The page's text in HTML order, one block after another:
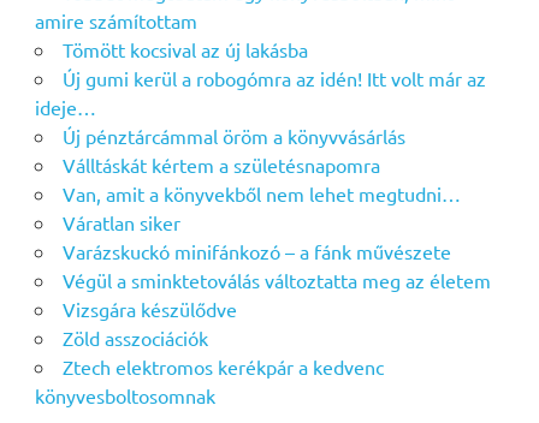
amire számítottam
Tömött kocsival az új lakásba
Új gumi kerül a robogómra az idén! Itt volt már az
ideje…
Új pénztárcámmal öröm a könyvvásárlás
Válltáskát kértem a születésnapomra
Van, amit a könyvekből nem lehet megtudni…
Váratlan siker
Varázskuckó minifánkozó – a fánk művészete
Végül a sminktetoválás változtatta meg az életem
Vizsgára készülődve
Zöld asszociációk
Ztech elektromos kerékpár a kedvenc
könyvesboltosomnak